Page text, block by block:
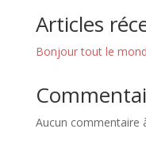
Articles
Bonjour tout le
Aucun commentaire